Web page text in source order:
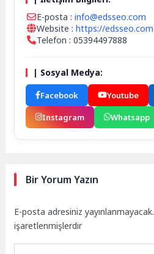
E-posta :info@edsseo.com
Website :https://edsseo.com
Telefon : 05394497888
| Sosyal Medya:
Facebook Youtube
Instagram
Whatsapp
Bir Yorum Yazın
E-posta adresiniz yayınlanmayacak.
işaretlenmişlerdir